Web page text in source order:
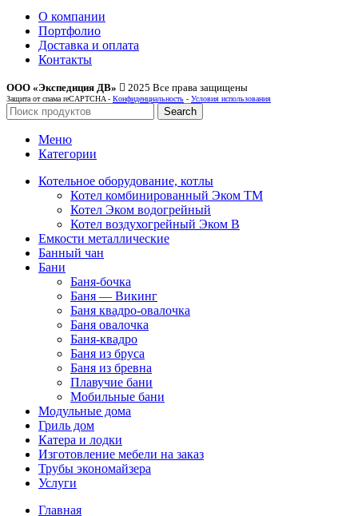
О компании
Портфолио
Доставка и оплата
Контакты
ООО «Экспедиция ДВ» 2025 Все права защищены
Защита от спама reCAPTCHA - Конфиденциальность - Условия использования
Search
Меню
Категории
Котельное оборудование, котлы
Котел комбинированный Эком ТМ
Котел Эком водогрейный
Котел воздухогрейный Эком В
Емкости металлические
Банный чан
Бани
Баня-бочка
Баня — Викинг
Баня квадро-овалочка
Баня овалочка
Баня-квадро
Баня из бруса
Баня из бревна
Плавучие бани
Мобильные бани
Модульные дома
Гриль дом
Катера и лодки
Изготовление мебели на заказ
Трубы экономайзера
Услуги
Главная